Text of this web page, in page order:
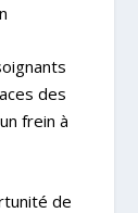
des
frein à
de